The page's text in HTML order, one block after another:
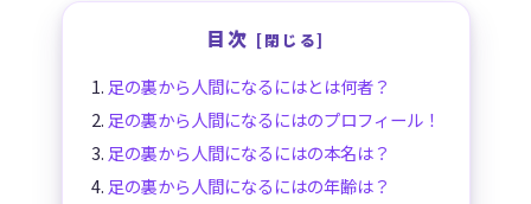
目次
足の裏から人間になるにはとは何者？
足の裏から人間になるにはのプロフィール！
足の裏から人間になるにはの本名は？
足の裏から人間になるにはの年齢は？